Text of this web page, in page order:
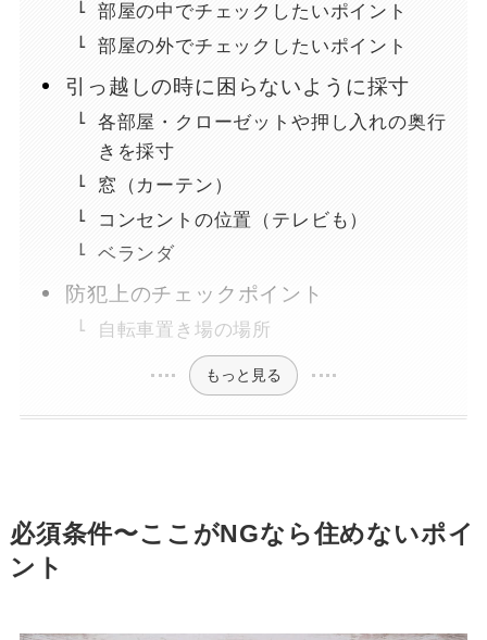
部屋の中でチェックしたいポイント
部屋の外でチェックしたいポイント
引っ越しの時に困らないように採寸
各部屋・クローゼットや押し入れの奥行
きを採寸
窓（カーテン）
コンセントの位置（テレビも）
ベランダ
防犯上のチェックポイント
自転車置き場の場所
もっと見る
必須条件〜ここがNGなら住めないポイ
ント